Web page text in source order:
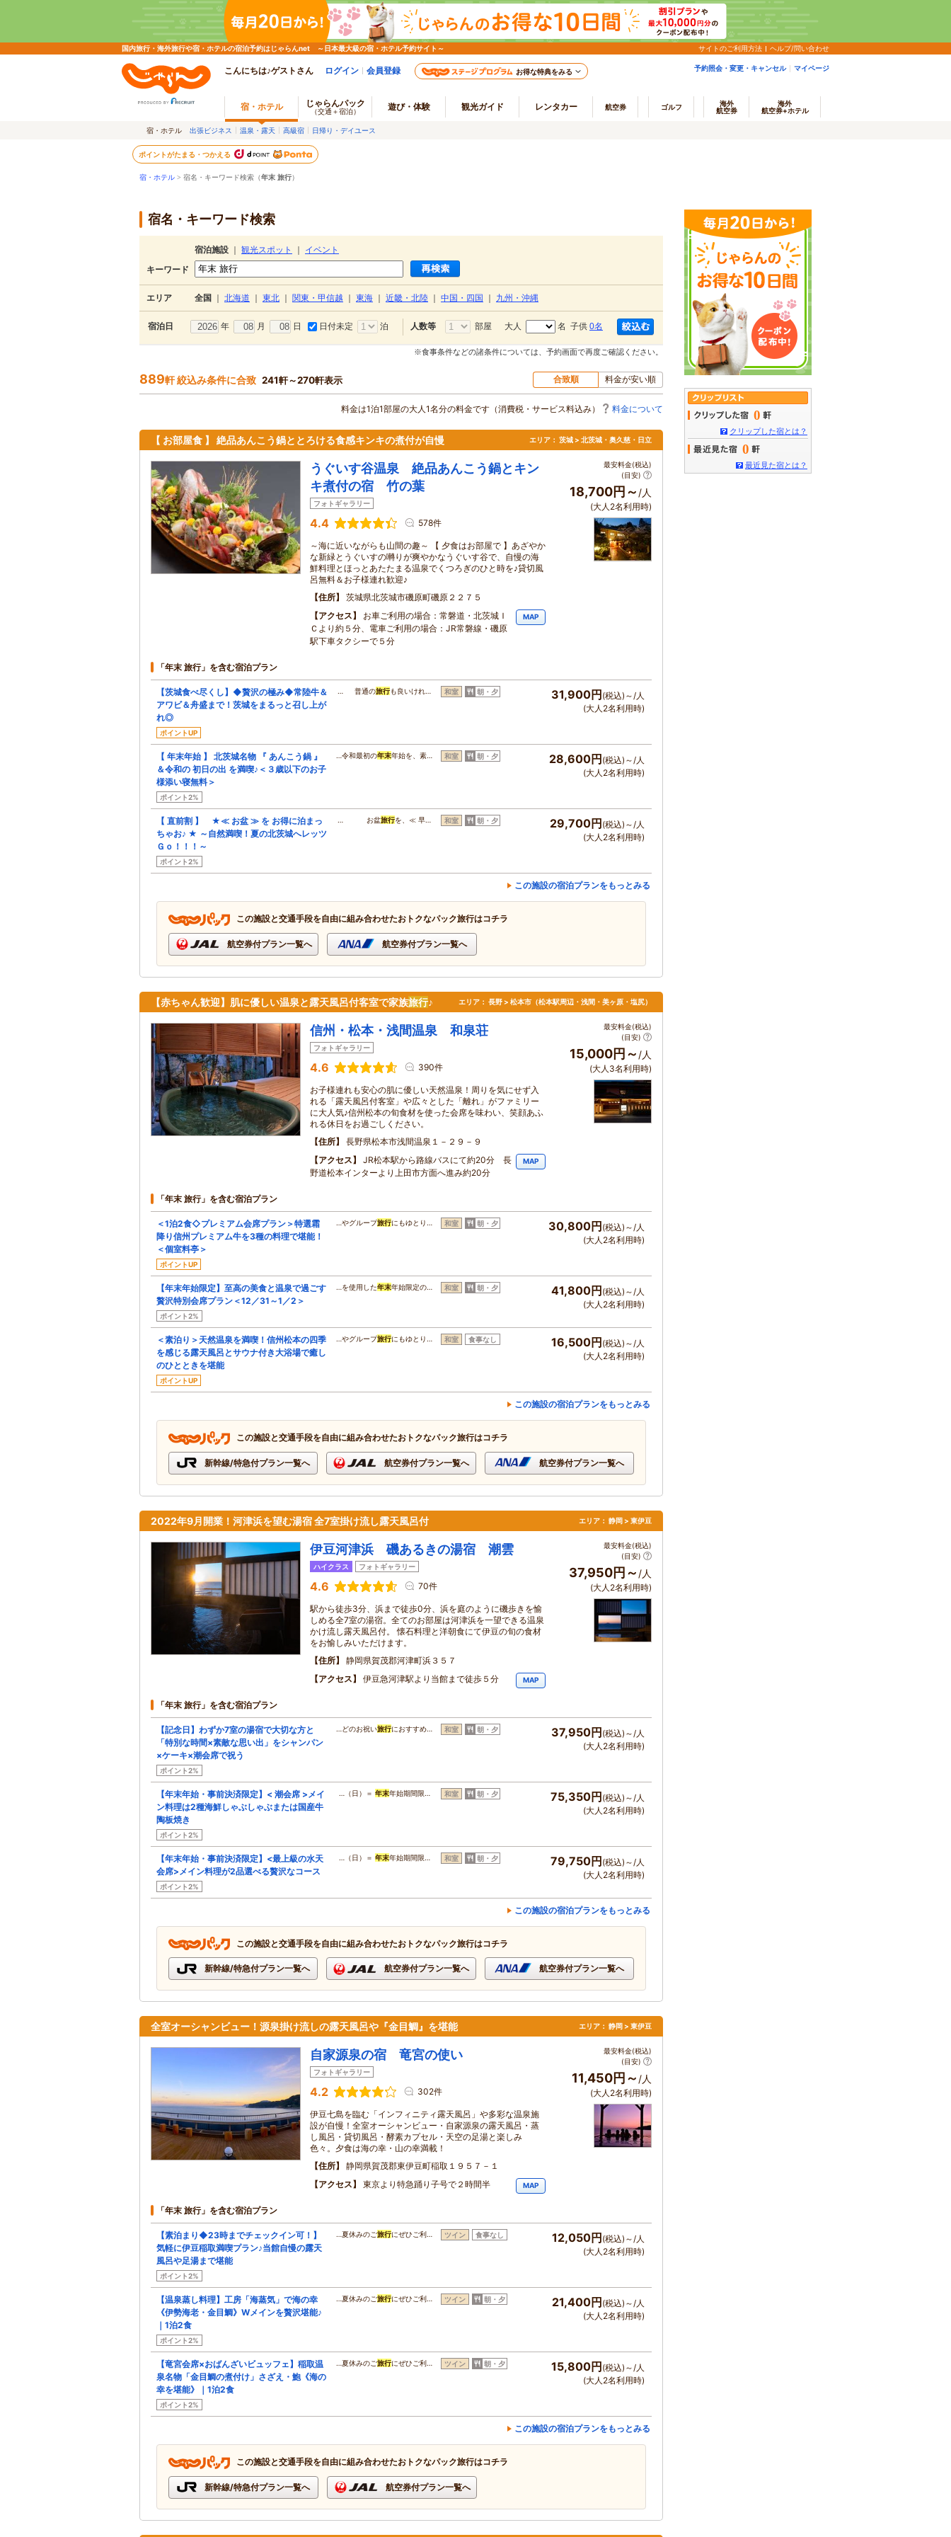
国内旅行・海外旅行や宿・ホテルの宿泊予約はじゃらんnet ～日本最大級の宿・ホテル予約サイト～ サイトのご利用方法 ヘルプ/問い合わせ
こんにちは♪ゲストさん ログイン 会員登録 お得な特典をみる 予約照会・変更・キャンセル マイページ
宿・ホテル じゃらんパック
（交通＋宿泊） 遊び・体験 観光ガイド レンタカー 航空券 ゴルフ
海外
航空券
海外
航空券+ホテル
宿・ホテル 出張ビジネス 温泉・露天 高級宿 日帰り・デイユース
ポイントがたまる・つかえる
宿・ホテル > 宿名・キーワード検索（年末 旅行）
宿名・キーワード検索
宿泊施設 観光スポット
イベント
キーワード
エリア 全国 北海道 東北 関東・甲信越 東海 近畿・北陸 中国・四国 九州・沖縄
宿泊日 年 月 日 日付未定 泊 人数等 部屋 大人 名 子供 0名
※食事条件などの諸条件については、予約画面で再度ご確認ください。
889軒 絞込み条件に合致 241軒～270軒表示 合致順 料金が安い順
料金は1泊1部屋の大人1名分の料金です（消費税・サービス料込み） 料金について
【 お部屋食 】 絶品あんこう鍋ととろける食感キンキの煮付が自慢 エリア： 茨城 > 北茨城・奥久慈・日立
うぐいす谷温泉 絶品あんこう鍋とキン
キ煮付の宿 竹の葉
フォトギャラリー
4.4 578件
～海に近いながらも山間の趣～ 【 夕食はお部屋で 】あざやか
な新緑とうぐいすの囀りが爽やかなうぐいす谷で、自慢の海
鮮料理とほっとあたたまる温泉でくつろぎのひと時を♪貸切風
呂無料＆お子様連れ歓迎♪
住所
茨城県北茨城市磯原町磯原２２７５
アクセス
お車ご利用の場合：常磐道・北茨城Ｉ
Ｃより約５分、電車ご利用の場合：JR常磐線・磯原
駅下車タクシーで５分
MAP
最安料金(税込)
(目安)
18,700円～ /人
(大人2名利用時)
「年末 旅行」を含む宿泊プラン
【茨城食べ尽くし】◆贅沢の極み◆常陸牛＆
アワビ＆舟盛まで！茨城をまるっと召し上が
れ◎
ポイントUP
… 普通の旅行も良いけれ… 和室 朝・夕 31,900円 (税込)～/人
(大人2名利用時)
【 年末年始 】 北茨城名物 『 あんこう鍋 』
＆令和の 初日の出 を満喫♪＜３歳以下のお子
様添い寝無料＞
ポイント2%
…令和最初の年末年始を、素… 和室 朝・夕 28,600円 (税込)～/人
(大人2名利用時)
【 直前割 】 ★≪ お盆 ≫ を お得に泊まっ
ちゃお♪ ★ ～自然満喫！夏の北茨城へレッツ
Ｇｏ！！！～
ポイント2%
… お盆旅行を、≪ 早… 和室 朝・夕 29,700円 (税込)～/人
(大人2名利用時)
この施設の宿泊プランをもっとみる
この施設と交通手段を自由に組み合わせたおトクなパック旅行はコチラ
航空券付プラン一覧へ 航空券付プラン一覧へ
【赤ちゃん歓迎】肌に優しい温泉と露天風呂付客室で家族旅行♪ エリア： 長野 > 松本市（松本駅周辺・浅間・美ヶ原・塩尻）
信州・松本・浅間温泉 和泉荘
フォトギャラリー
4.6 390件
お子様連れも安心の肌に優しい天然温泉！周りを気にせず入
れる「露天風呂付客室」や広々とした「離れ」がファミリー
に大人気♪信州松本の旬食材を使った会席を味わい、笑顔あふ
れる休日をお過ごしください。
住所
長野県松本市浅間温泉１－２９－９
アクセス
JR松本駅から路線バスにて約20分 長
野道松本インターより上田市方面へ進み約20分
MAP
最安料金(税込)
(目安)
15,000円～ /人
(大人3名利用時)
「年末 旅行」を含む宿泊プラン
＜1泊2食◇プレミアム会席プラン＞特選霜
降り信州プレミアム牛を3種の料理で堪能！
＜個室料亭＞
ポイントUP
…やグループ旅行にもゆとり… 和室 朝・夕 30,800円 (税込)～/人
(大人2名利用時)
【年末年始限定】至高の美食と温泉で過ごす
贅沢特別会席プラン＜12／31～1／2＞
ポイント2%
…を使用した年末年始限定の… 和室 朝・夕 41,800円 (税込)～/人
(大人2名利用時)
＜素泊り＞天然温泉を満喫！信州松本の四季
を感じる露天風呂とサウナ付き大浴場で癒し
のひとときを堪能
ポイントUP
…やグループ旅行にもゆとり… 和室 食事なし 16,500円 (税込)～/人
(大人2名利用時)
この施設の宿泊プランをもっとみる
この施設と交通手段を自由に組み合わせたおトクなパック旅行はコチラ
新幹線/特急付プラン一覧へ 航空券付プラン一覧へ 航空券付プラン一覧へ
2022年9月開業！河津浜を望む湯宿 全7室掛け流し露天風呂付 エリア： 静岡 > 東伊豆
伊豆河津浜 磯あるきの湯宿 潮雲
ハイクラス フォトギャラリー
4.6 70件
駅から徒歩3分、浜まで徒歩0分、浜を庭のように磯歩きを愉
しめる全7室の湯宿。全てのお部屋は河津浜を一望できる温泉
かけ流し露天風呂付。 懐石料理と洋朝食にて伊豆の旬の食材
をお愉しみいただけます。
住所
静岡県賀茂郡河津町浜３５７
アクセス
伊豆急河津駅より当館まで徒歩５分 MAP
最安料金(税込)
(目安)
37,950円～ /人
(大人2名利用時)
「年末 旅行」を含む宿泊プラン
【記念日】わずか7室の湯宿で大切な方と
「特別な時間×素敵な思い出」をシャンパン
×ケーキ×潮会席で祝う
ポイント2%
…どのお祝い旅行におすすめ… 和室 朝・夕 37,950円(税込)～/人
(大人2名利用時)
【年末年始・事前決済限定】< 潮会席 >メイ
ン料理は2種海鮮しゃぶしゃぶまたは国産牛
陶板焼き
ポイント2%
…（日）＝ 年末年始期間限… 和室 朝・夕 75,350円(税込)～/人
(大人2名利用時)
【年末年始・事前決済限定】<最上級の水天
会席>メイン料理が2品選べる贅沢なコース
ポイント2%
…（日）＝ 年末年始期間限… 和室 朝・夕 79,750円(税込)～/人
(大人2名利用時)
この施設の宿泊プランをもっとみる
この施設と交通手段を自由に組み合わせたおトクなパック旅行はコチラ
新幹線/特急付プラン一覧へ 航空券付プラン一覧へ 航空券付プラン一覧へ
全室オーシャンビュー！源泉掛け流しの露天風呂や『金目鯛』を堪能 エリア： 静岡 > 東伊豆
自家源泉の宿 竜宮の使い
フォトギャラリー
4.2 302件
伊豆七島を臨む「インフィニティ露天風呂」や多彩な温泉施
設が自慢！全室オーシャンビュー・自家源泉の露天風呂・蒸
し風呂・貸切風呂・酵素カプセル・天空の足湯と楽しみ
色々。夕食は海の幸・山の幸満載！
住所
静岡県賀茂郡東伊豆町稲取１９５７－１
アクセス
東京より特急踊り子号で２時間半 MAP
最安料金(税込)
(目安)
11,450円～/人
(大人2名利用時)
「年末 旅行」を含む宿泊プラン
【素泊まり◆23時までチェックイン可！】
気軽に伊豆稲取満喫プラン♪当館自慢の露天
風呂や足湯まで堪能
ポイント2%
…夏休みのご旅行にぜひご利… ツイン 食事なし 12,050円 (税込)～/人
(大人2名利用時)
【温泉蒸し料理】工房「海蒸気」で海の幸
《伊勢海老・金目鯛》Wメインを贅沢堪能♪
｜1泊2食
ポイント2%
…夏休みのご旅行にぜひご利… ツイン 朝・夕 21,400円 (税込)～/人
(大人2名利用時)
【竜宮会席×おばんざいビュッフェ】稲取温
泉名物「金目鯛の煮付け」さざえ・鮑《海の
幸を堪能》｜1泊2食
ポイント2%
…夏休みのご旅行にぜひご利… ツイン 朝・夕 15,800円 (税込)～/人
(大人2名利用時)
この施設の宿泊プランをもっとみる
この施設と交通手段を自由に組み合わせたおトクなパック旅行はコチラ
新幹線/特急付プラン一覧へ 航空券付プラン一覧へ
0
クリップした宿とは？
0
最近見た宿とは？